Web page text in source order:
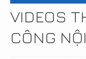
VIDEOS
CÔNG